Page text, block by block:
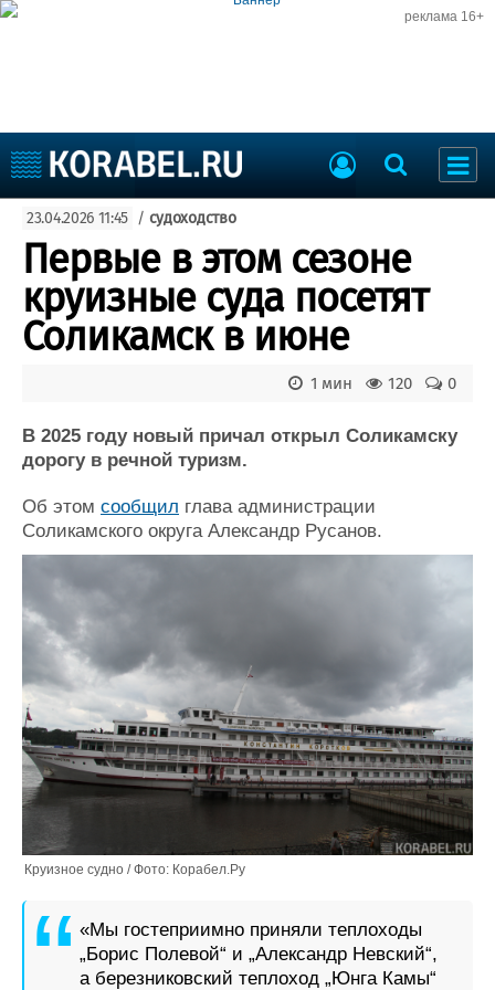
реклама 16+
Судоходство
Судоремонт
События
Пресс-релизы
Порты
Рыболовство
ВМФ
Образование
Судостроение
Пульс
Новости
Компании
Работа
Крюинг
Журнал
Реклама
Торговая площадка
Доска объявлений
Оборудование
Конференции
Выставки и семинары
Личности
Словарь
Флот
Галерея флота
Форум
Отзывы
Все службы
23.04.2026 11:45 / судоходство
Первые в этом сезоне
круизные суда посетят
Соликамск в июне
0
120
1 мин
В 2025 году новый причал открыл Соликамску
дорогу в речной туризм.
Об этом сообщил глава администрации
Соликамского округа Александр Русанов.
Круизное судно / Фото: Корабел.Ру
«Мы гостеприимно приняли теплоходы
„Борис Полевой“ и „Александр Невский“,
а березниковский теплоход „Юнга Камы“